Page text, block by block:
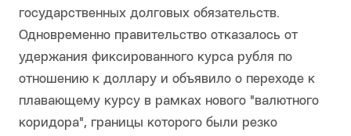
государственных долговых обязательств.
Одновременно правительство отказалось от
удержания фиксированного курса рубля по
отношению к доллару и объявило о переходе к
плавающему курсу в рамках нового "валютного
коридора", границы которого были резко